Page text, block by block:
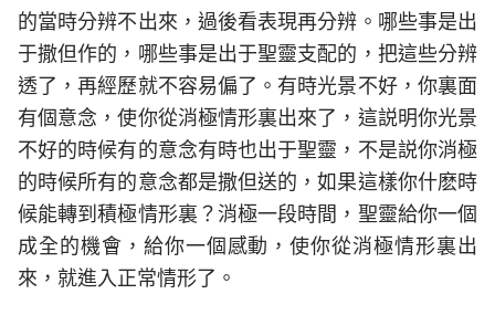
的當時分辨不出來，過後看表現再分辨。哪些事是出
于撒但作的，哪些事是出于聖靈支配的，把這些分辨
透了，再經歷就不容易偏了。有時光景不好，你裏面
有個意念，使你從消極情形裏出來了，這説明你光景
不好的時候有的意念有時也出于聖靈，不是説你消極
的時候所有的意念都是撒但送的，如果這樣你什麽時
候能轉到積極情形裏？消極一段時間，聖靈給你一個
成全的機會，給你一個感動，使你從消極情形裏出
來，就進入正常情形了。